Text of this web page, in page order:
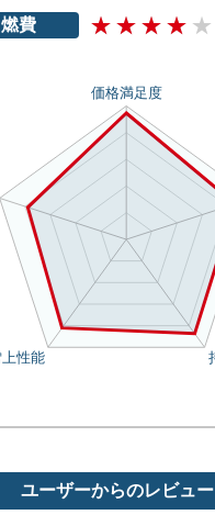
燃費
ユーザーからのレビュー